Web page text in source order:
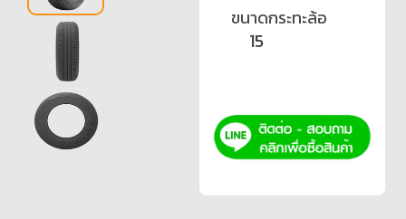
ขนาดกระทะล้อ
15